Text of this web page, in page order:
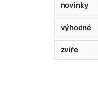
novinky
výhodné
zvíře